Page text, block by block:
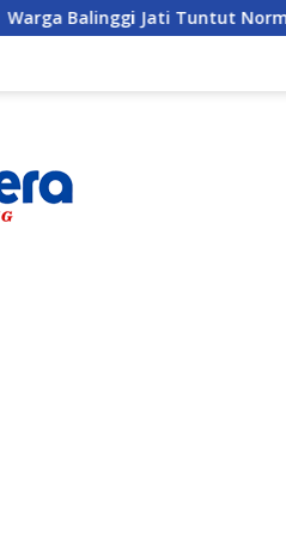
Tuntut Normalisasi Sungai di